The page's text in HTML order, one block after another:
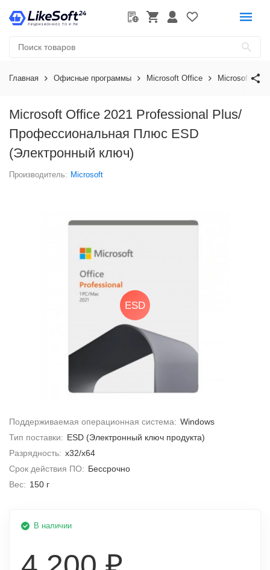
Главная Офисные программы Microsoft Office Microsoft
Microsoft Office 2021 Professional Plus/
Профессиональная Плюс ESD
(Электронный ключ)
Производитель: Microsoft
ESD
Поддерживаемая операционная система: Windows
Тип поставки: ESD (Электронный ключ продукта)
Разрядность: x32/x64
Срок действия ПО: Бессрочно
Вес: 150 г
В наличии